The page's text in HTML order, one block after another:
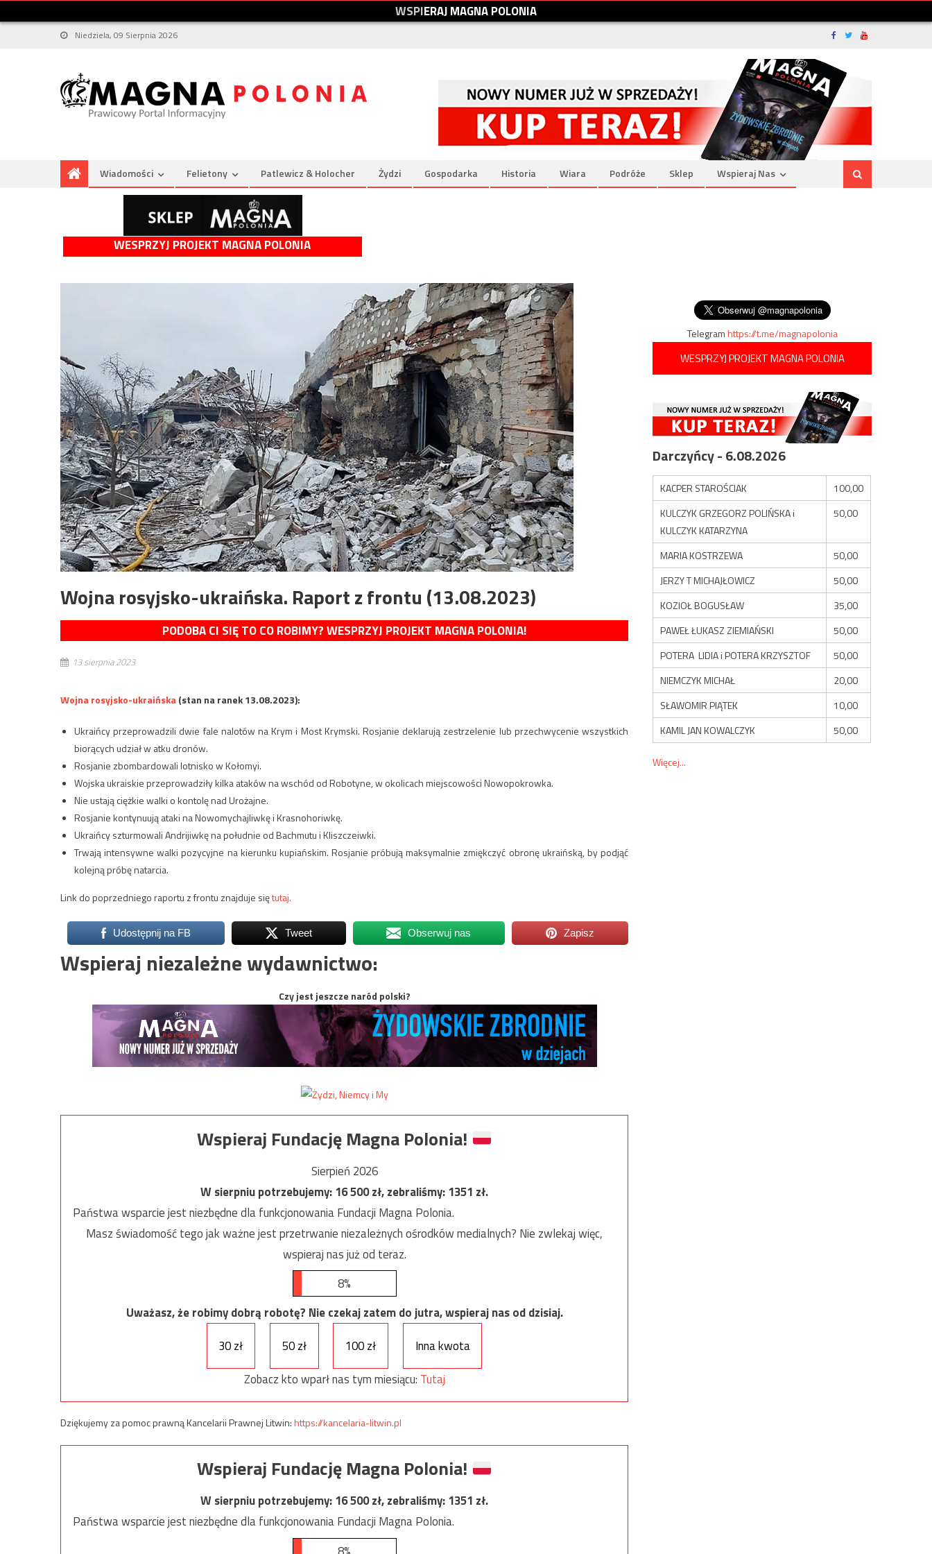
WSPIERAJMAGNAPOLONIA
Niedziela, 09 Sierpnia 2026
Wiadomości Felietony Patlewicz & Holocher Żydzi Gospodarka Historia Wiara Podróże Sklep Wspieraj Nas
WESPRZYJ PROJEKT MAGNA POLONIA
Wojna rosyjsko-ukraińska. Raport z frontu (13.08.2023)
PODOBA CI SIĘ TO CO ROBIMY? WESPRZYJ PROJEKT MAGNA POLONIA!
13 sierpnia 2023
Wojna rosyjsko-ukraińska(stan na ranek 13.08.2023):
Ukraińcy przeprowadzili dwie fale nalotów na Krym i Most Krymski. Rosjanie deklarują zestrzelenie lub przechwycenie wszystkich
biorących udział w atku dronów.
Rosjanie zbombardowali lotnisko w Kołomyi.
Wojska ukraiskie przeprowadziły kilka ataków na wschód od Robotyne, w okolicach miejscowości Nowopokrowka.
Nie ustają ciężkie walki o kontolę nad Urożajne.
Rosjanie kontynuują ataki na Nowomychajliwkę i Krasnohoriwkę.
Ukraińcy szturmowali Andrijiwkę na południe od Bachmutu i Kliszczeiwki.
Trwają intensywne walki pozycyjne na kierunku kupiańskim. Rosjanie próbują maksymalnie zmiękczyć obronę ukraińską, by podjąć
kolejną próbę natarcia.
Link do poprzedniego raportu z frontu znajduje siętutaj.
Udostępnij na FB Tweet Obserwuj nas Zapisz
Wspieraj niezależne wydawnictwo:
Czy jest jeszcze naród polski?
Wspieraj Fundację Magna Polonia!
Sierpień 2026
W sierpniu potrzebujemy:16 500zł, zebraliśmy:1351 zł.
Państwa wsparcie jest niezbędne dla funkcjonowania Fundacji Magna Polonia.
Masz świadomość tego jak ważne jest przetrwanie niezależnych ośrodków medialnych? Nie zwlekaj więc,
wspieraj nas już od teraz.
8%
Uważasz, że robimy dobrą robotę? Nie czekaj zatem do jutra, wspieraj nas od dzisiaj.
30 zł
50 zł 100 zł
Inna kwota
Zobacz kto wparł nas tym miesiącu: Tutaj
Dziękujemy za pomoc prawną Kancelarii Prawnej Litwin:https://kancelaria-litwin.pl
Wspieraj Fundację Magna Polonia!
W sierpniu potrzebujemy:16 500zł, zebraliśmy:1351 zł.
Państwa wsparcie jest niezbędne dla funkcjonowania Fundacji Magna Polonia.
Telegramhttps://t.me/magnapolonia
WESPRZYJ PROJEKT MAGNA POLONIA
Darczyńcy - 6.08.2026
KACPER STAROŚCIAK
100,00
KULCZYK GRZEGORZ POLIŃSKA i
KULCZYK KATARZYNA
50,00
MARIA KOSTRZEWA
50,00
JERZY T MICHAJŁOWICZ
50,00
KOZIOŁ BOGUSŁAW
35,00
PAWEŁ ŁUKASZ ZIEMIAŃSKI
50,00
POTERA LIDIA i POTERA KRZYSZTOF
50,00
NIEMCZYK MICHAŁ
20,00
SŁAWOMIR PIĄTEK
10,00
KAMIL JAN KOWALCZYK
50,00
Więcej...